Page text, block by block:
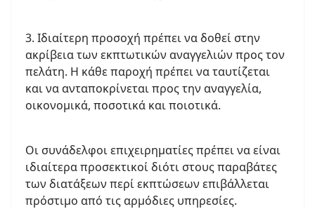
3. Ιδιαίτερη προσοχή πρέπει να δοθεί στην
ακρίβεια των εκπτωτικών αναγγελιών προς τον
πελάτη. Η κάθε παροχή πρέπει να ταυτίζεται
και να ανταποκρίνεται προς την αναγγελία,
οικονομικά, ποσοτικά και ποιοτικά.
Οι συνάδελφοι επιχειρηματίες πρέπει να είναι
ιδιαίτερα προσεκτικοί διότι στους παραβάτες
των διατάξεων περί εκπτώσεων επιβάλλεται
πρόστιμο από τις αρμόδιες υπηρεσίες.